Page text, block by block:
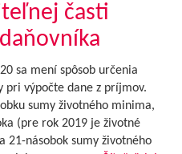
časti
sa mení spôsob určenia
pri výpočte dane z príjmov.
sumy životného minima,
(pre rok 2019 je životné
21-násobok sumy životného